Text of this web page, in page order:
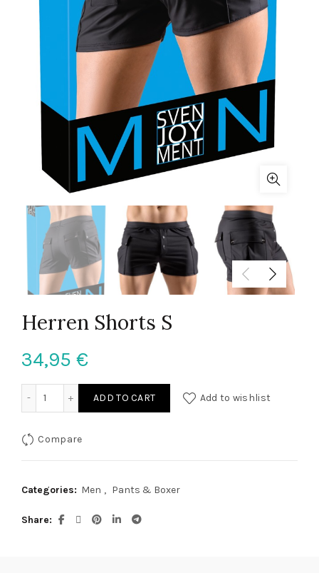
Herren Shorts S
34,95 €
ADD TO CART Add to wishlist
Compare
Categories: Men , Pants & Boxer
Share